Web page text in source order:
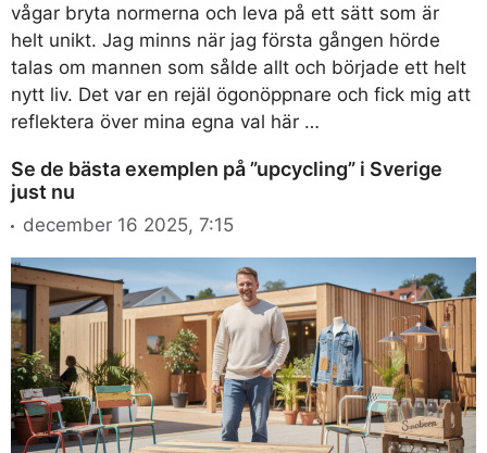
vågar bryta normerna och leva på ett sätt som är
helt unikt. Jag minns när jag första gången hörde
talas om mannen som sålde allt och började ett helt
nytt liv. Det var en rejäl ögonöppnare och fick mig att
reflektera över mina egna val här …
Se de bästa exemplen på ”upcycling” i Sverige
just nu
december 16 2025, 7:15